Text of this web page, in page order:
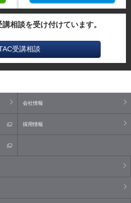
相談を受け付けています。
受講相談
会社情報
採用情報